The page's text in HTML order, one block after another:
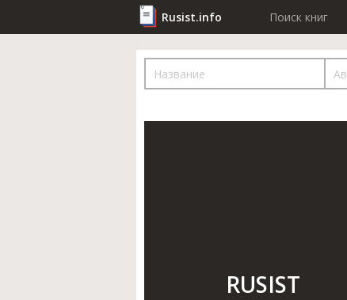
Rusist.info Поиск книг
RUSIST